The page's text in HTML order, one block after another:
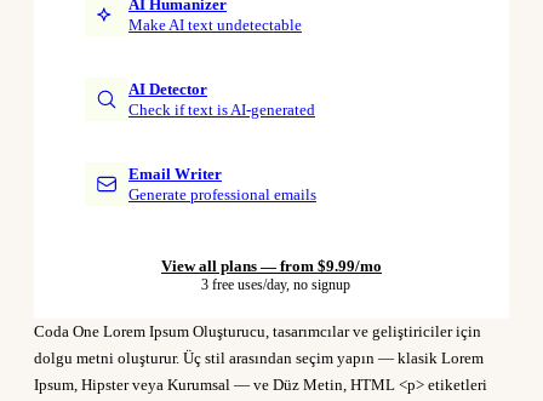
AI Humanizer
Make AI text undetectable
AI Detector
Check if text is AI-generated
Email Writer
Generate professional emails
View all plans — from $9.99/mo
3 free uses/day, no signup
Coda One Lorem Ipsum Oluşturucu, tasarımcılar ve geliştiriciler için
dolgu metni oluşturur. Üç stil arasından seçim yapın — klasik Lorem
Ipsum, Hipster veya Kurumsal — ve Düz Metin, HTML <p> etiketleri